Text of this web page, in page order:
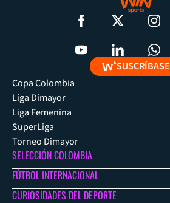
SUSCRÍBASE
Copa Colombia
Liga Dimayor
Liga Femenina
SuperLiga
Torneo Dimayor
SELECCIÓN COLOMBIA
FÚTBOL INTERNACIONAL
CURIOSIDADES DEL DEPORTE